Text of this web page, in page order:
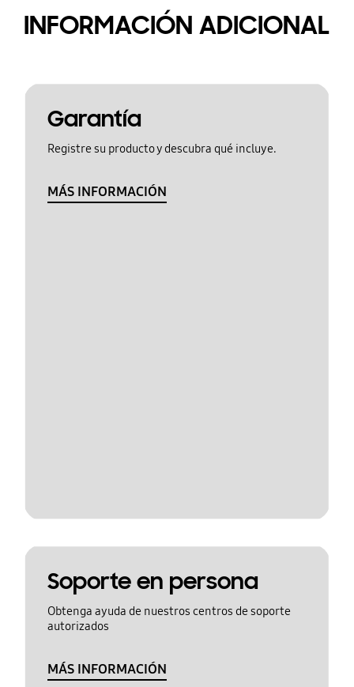
INFORMACIÓN ADICIONAL
Garantía
Registre su producto y descubra qué incluye.
MÁS INFORMACIÓN
Soporte en persona
Obtenga ayuda de nuestros centros de soporte
autorizados
MÁS INFORMACIÓN